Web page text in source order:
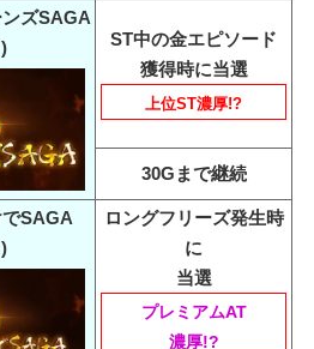
ズSAGA
ST中の金エピソード
獲得時に当選
上位ST濃厚!?
30Gまで継続
SAGA
ロングフリーズ発生時
に
当選
プレミアムAT
濃厚!?